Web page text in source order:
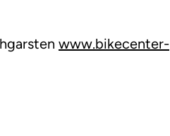
www.bikecenter-